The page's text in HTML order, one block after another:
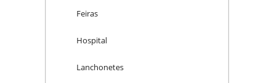
Feiras
Hospital
Lanchonetes